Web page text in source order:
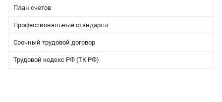
План счетов
Профессиональные стандарты
Срочный трудовой договор
Трудовой кодекс РФ (ТК РФ)